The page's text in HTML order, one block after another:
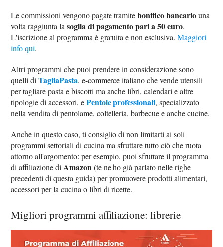
Le commissioni vengono pagate tramitebonifico bancariouna
volta raggiunta lasoglia di pagamento pari a 50 euro.
L'iscrizione al programma è gratuita e non esclusiva.Maggiori
info qui.
Altri programmi che puoi prendere in considerazione sono
quelli diTagliaPasta, e-commerce italiano che vende utensili
per tagliare pasta e biscotti ma anche libri, calendari e altre
tipologie di accessori, ePentole professionali, specializzato
nella vendita di pentolame, coltelleria, barbecue e anche cucine.
Anche in questo caso, ti consiglio di non limitarti ai soli
programmi settoriali di cucina ma sfruttare tutto ciò che ruota
attorno all'argomento: per esempio, puoi sfruttare il programma
di affiliazione di Amazon(te ne ho già parlato nelle righe
precedenti di questa guida) per promuovere prodotti alimentari,
accessori per la cucina o libri di ricette.
Migliori programmi affiliazione: librerie